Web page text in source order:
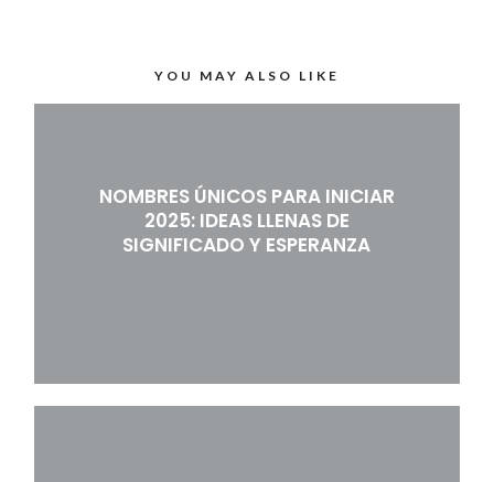
YOU MAY ALSO LIKE
NOMBRES ÚNICOS PARA INICIAR
2025: IDEAS LLENAS DE
SIGNIFICADO Y ESPERANZA